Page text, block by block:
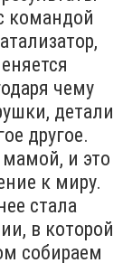
командой
чему
детали
другое.
и это
к миру.
стала
в которой
собираем